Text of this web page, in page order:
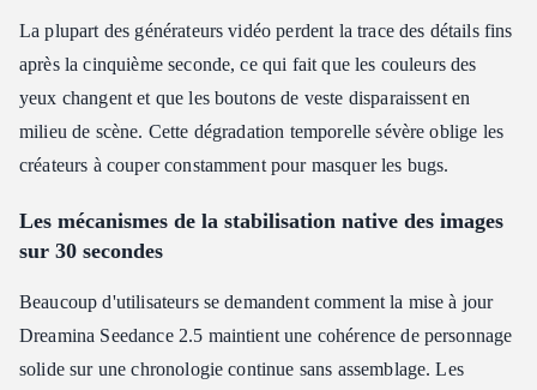
La plupart des générateurs vidéo perdent la trace des détails fins
après la cinquième seconde, ce qui fait que les couleurs des
yeux changent et que les boutons de veste disparaissent en
milieu de scène. Cette dégradation temporelle sévère oblige les
créateurs à couper constamment pour masquer les bugs.
Les mécanismes de la stabilisation native des images
sur 30 secondes
Beaucoup d'utilisateurs se demandent comment la mise à jour
Dreamina Seedance 2.5 maintient une cohérence de personnage
solide sur une chronologie continue sans assemblage. Les